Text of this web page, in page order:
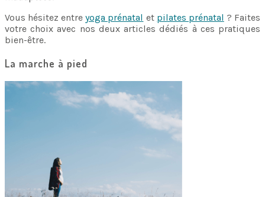
Vous hésitez entreyoga prénatal et pilates prénatal ? Faites
votre choix avec nos deux articles dédiés à ces pratiques
bien-être.
La marche à pied